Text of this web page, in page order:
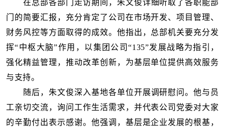
在总部各部门走访期间，朱文俊详细听取了各职能部
门的简要汇报，充分肯定了公司在市场开发、项目管理、
财务风控等方面取得的成效。他指出，总部机关要充分发
挥“中枢大脑”作用，以集团公司“135”发展战略为指引，
强化精益管理，推动改革创新，为基层单位提供高效服务
与支持。
随后，朱文俊深入基地各单位开展调研慰问。他与员
工亲切交流，询问工作生活需求，并代表公司党委对大家
的辛勤付出表示感谢。他强调，基层是企业发展的根基，